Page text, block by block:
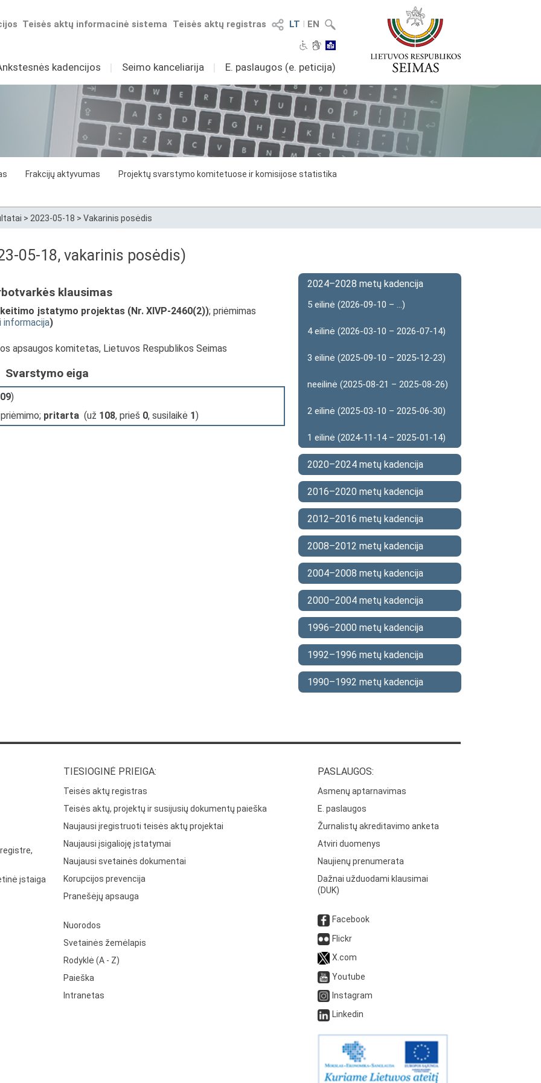
LT I EN
Teisės aktų registras
Teisės aktų informacinė sistema
kadencijos I Seimo kanceliarija I E. paslaugos (e. peticija)
Frakcijų aktyvumas
Projektų svarstymo komitetuose ir komisijose statistika
> 2023-05-18 > Vakarinis posėdis
05-18, vakarinis posėdis)
klausimas
įstatymo projektas (Nr. XIVP-2460(2)); priėmimas
informacija)
apsaugos komitetas, Lietuvos Respublikos Seimas
Svarstymo eiga
)
pritarta (už 108, prieš 0, susilaikė 1)
2024–2028 metų kadencija
5 eilinė (2026-09-10 – ...)
4 eilinė (2026-03-10 – 2026-07-14)
3 eilinė (2025-09-10 – 2025-12-23)
neeilinė (2025-08-21 – 2025-08-26)
2 eilinė (2025-03-10 – 2025-06-30)
1 eilinė (2024-11-14 – 2025-01-14)
2020–2024 metų kadencija
2016–2020 metų kadencija
2012–2016 metų kadencija
2008–2012 metų kadencija
2004–2008 metų kadencija
2000–2004 metų kadencija
1996–2000 metų kadencija
1992–1996 metų kadencija
1990–1992 metų kadencija
įstaiga
TIESIOGINĖ PRIEIGA:
Teisės aktų registras
Teisės aktų, projektų ir susijusių dokumentų paieška
Naujausi įregistruoti teisės aktų projektai
Naujausi įsigalioję įstatymai
Naujausi svetainės dokumentai
Korupcijos prevencija
Pranešėjų apsauga
Nuorodos
Svetainės žemėlapis
Rodyklė (A - Z)
Paieška
Intranetas
PASLAUGOS:
Asmenų aptarnavimas
E. paslaugos
Žurnalistų akreditavimo anketa
Atviri duomenys
Naujienų prenumerata
Dažnai užduodami klausimai
(DUK)
Facebook
Flickr
X.com
Youtube
Instagram
Linkedin